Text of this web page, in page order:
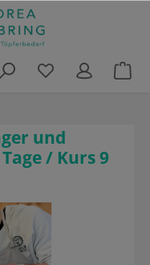
und
/ Kurs 9